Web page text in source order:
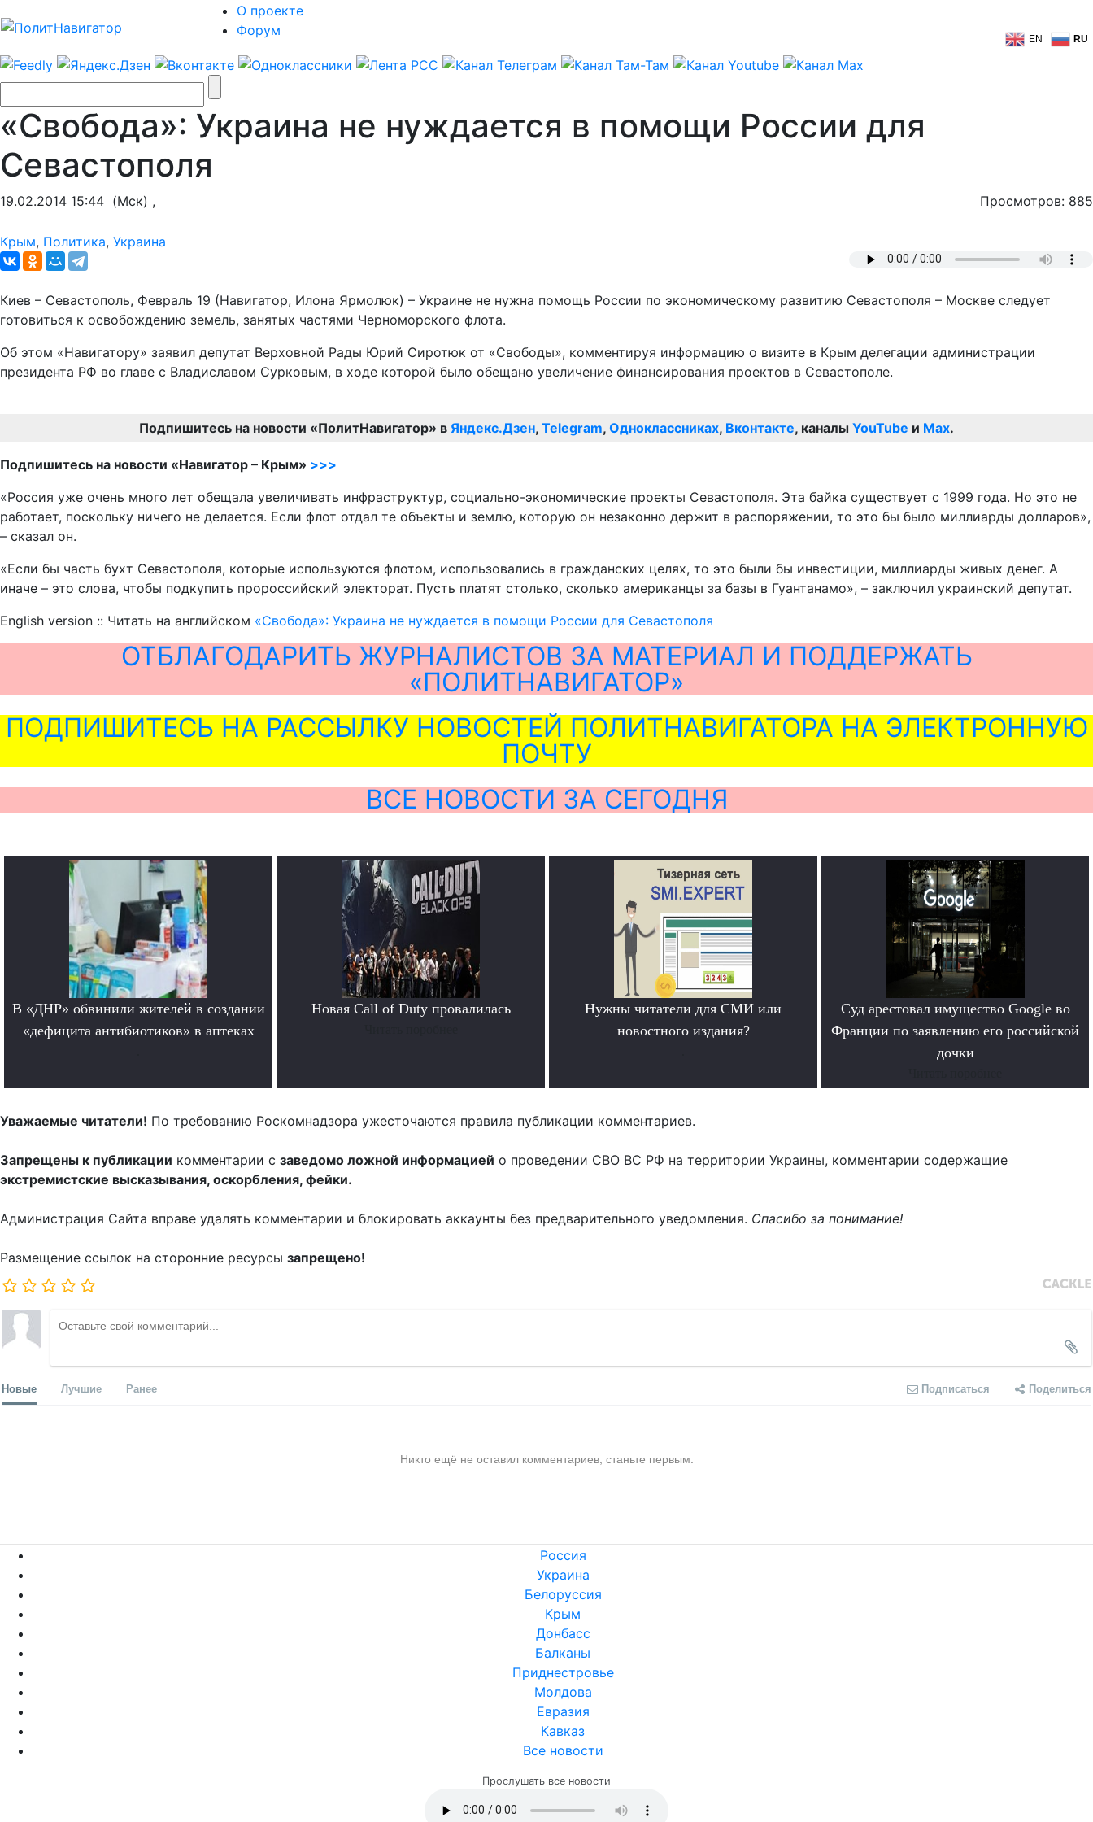
О проекте
Форум
EN RU
«Свобода»: Украина не нуждается в помощи России для
Севастополя
19.02.2014 15:44 (Мск) , Просмотров: 885
Крым, Политика, Украина
Киев – Севастополь, Февраль 19 (Навигатор, Илона Ярмолюк) – Украине не нужна помощь России по экономическому развитию Севастополя – Москве следует
готовиться к освобождению земель, занятых частями Черноморского флота.
Об этом «Навигатору» заявил депутат Верховной Рады Юрий Сиротюк от «Свободы», комментируя информацию о визите в Крым делегации администрации
президента РФ во главе с Владиславом Сурковым, в ходе которой было обещано увеличение финансирования проектов в Севастополе.
Подпишитесь на новости «ПолитНавигатор» в Яндекс.Дзен, Telegram, Одноклассниках, Вконтакте, каналы YouTube и Max.
Подпишитесь на новости «Навигатор – Крым» >>>
«Россия уже очень много лет обещала увеличивать инфраструктур, социально-экономические проекты Севастополя. Эта байка существует с 1999 года. Но это не
работает, поскольку ничего не делается. Если флот отдал те объекты и землю, которую он незаконно держит в распоряжении, то это бы было миллиарды долларов»,
– сказал он.
«Если бы часть бухт Севастополя, которые используются флотом, использовались в гражданских целях, то это были бы инвестиции, миллиарды живых денег. А
иначе – это слова, чтобы подкупить пророссийский электорат. Пусть платят столько, сколько американцы за базы в Гуантанамо», – заключил украинский депутат.
English version :: Читать на английском «Свобода»: Украина не нуждается в помощи России для Севастополя
ОТБЛАГОДАРИТЬ ЖУРНАЛИСТОВ ЗА МАТЕРИАЛ И ПОДДЕРЖАТЬ
«ПОЛИТНАВИГАТОР»
ПОДПИШИТЕСЬ НА РАССЫЛКУ НОВОСТЕЙ ПОЛИТНАВИГАТОРА НА ЭЛЕКТРОННУЮ
ПОЧТУ
ВСЕ НОВОСТИ ЗА СЕГОДНЯ
В «ДНР» обвинили жителей в создании
«дефицита антибиотиков» в аптеках
Новая Call of Duty провалилась
Нужны читатели для СМИ или
новостного издания?
Суд арестовал имущество Google во
Франции по заявлению его российской
дочки
Уважаемые читатели! По требованию Роскомнадзора ужесточаются правила публикации комментариев.
Запрещены к публикации комментарии с заведомо ложной информацией о проведении СВО ВС РФ на территории Украины, комментарии содержащие
экстремистские высказывания, оскорбления, фейки.
Администрация Сайта вправе удалять комментарии и блокировать аккаунты без предварительного уведомления. Спасибо за понимание!
Размещение ссылок на сторонние ресурсы запрещено!
Новые Лучшие Ранее Подписаться Поделиться
Никто ещё не оставил комментариев, станьте первым.
Россия
Украина
Белоруссия
Крым
Донбасс
Балканы
Приднестровье
Молдова
Евразия
Кавказ
Все новости
Прослушать все новости